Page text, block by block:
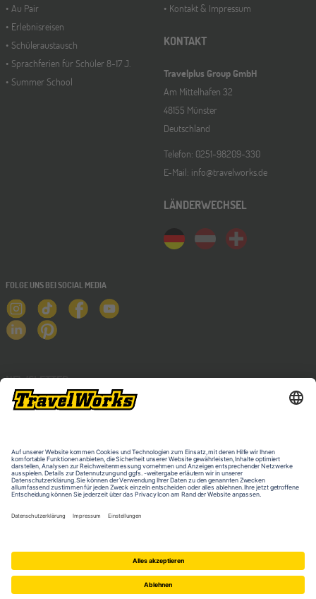
Au Pair
Erlebnisreisen
Schüleraustausch
Sprachferien für Schüler 8-17 J.
Summer School
Kontakt & Impressum
KONTAKT
Travelplus Group GmbH
Am Mittelhafen 32
48155 Münster
Deutschland
Telefon: 0251-98209-330
E-Mail: info@travelworks.de
LÄNDERWECHSEL
FOLGE UNS BEI SOCIAL MEDIA
NEWSLETTER